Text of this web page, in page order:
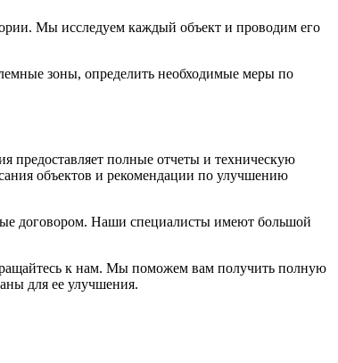
Мы исследуем каждый объект и проводим его
зоны, определить необходимые меры по
предоставляет полные отчеты и техническую
объектов и рекомендации по улучшению
договором. Наши специалисты имеют большой
к нам. Мы поможем вам получить полную
для ее улучшения.